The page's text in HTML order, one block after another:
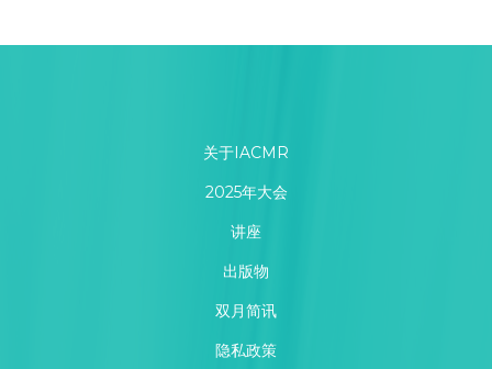
关于IACMR
2025年大会
讲座
出版物
双月简讯
隐私政策